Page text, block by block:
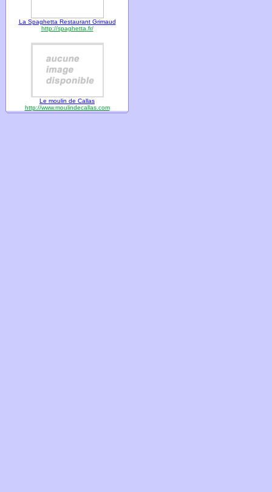
La Spaghetta Restaurant Grimaud
http://spaghetta.fr/
Le moulin de Callas
http://www.moulindecallas.com